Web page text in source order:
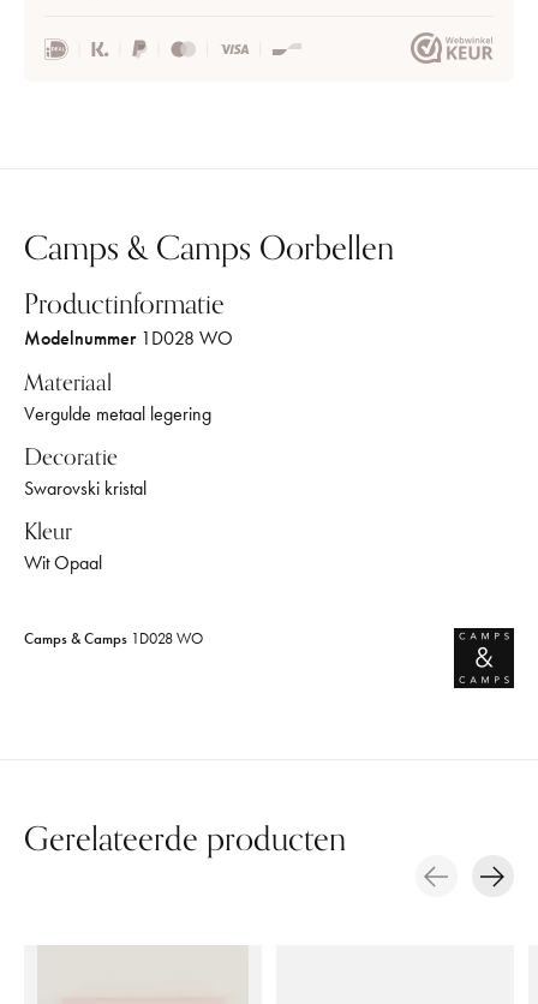
Camps & Camps Oorbellen
Productinformatie
Modelnummer1D028 WO
Materiaal
Vergulde metaal legering
Decoratie
Swarovski kristal
Kleur
Wit Opaal
Camps & Camps 1D028 WO
Gerelateerde producten